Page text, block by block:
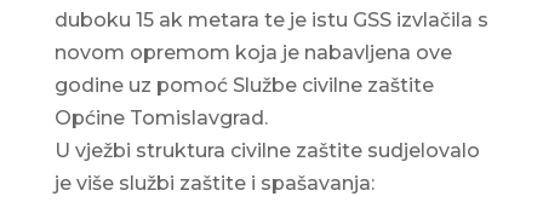
duboku 15 ak metara te je istu GSS izvlačila s
novom opremom koja je nabavljena ove
godine uz pomoć Službe civilne zaštite
Općine Tomislavgrad.
U vježbi struktura civilne zaštite sudjelovalo
je više službi zaštite i spašavanja: